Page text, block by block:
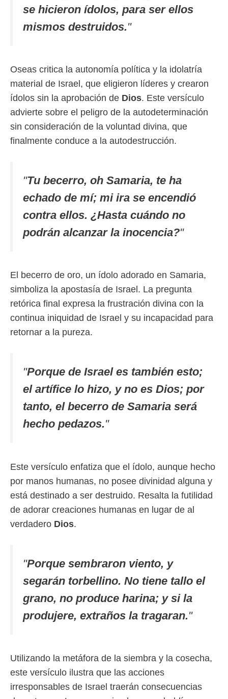
se hicieron ídolos, para ser ellos
mismos destruidos."
Oseas critica la autonomía política y la idolatría
material de Israel, que eligieron líderes y crearon
ídolos sin la aprobación de Dios. Este versículo
advierte sobre el peligro de la autodeterminación
sin consideración de la voluntad divina, que
finalmente conduce a la autodestrucción.
"Tu becerro, oh Samaria, te ha
echado de mí; mi ira se encendió
contra ellos. ¿Hasta cuándo no
podrán alcanzar la inocencia?"
El becerro de oro, un ídolo adorado en Samaria,
simboliza la apostasía de Israel. La pregunta
retórica final expresa la frustración divina con la
continua iniquidad de Israel y su incapacidad para
retornar a la pureza.
"Porque de Israel es también esto;
el artífice lo hizo, y no es Dios; por
tanto, el becerro de Samaria será
hecho pedazos."
Este versículo enfatiza que el ídolo, aunque hecho
por manos humanas, no posee divinidad alguna y
está destinado a ser destruido. Resalta la futilidad
de adorar creaciones humanas en lugar de al
verdadero Dios.
"Porque sembraron viento, y
segarán torbellino. No tiene tallo el
grano, no produce harina; y si la
produjere, extraños la tragaran."
Utilizando la metáfora de la siembra y la cosecha,
este versículo ilustra que las acciones
irresponsables de Israel traerán consecuencias